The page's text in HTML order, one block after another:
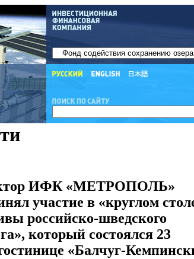
ИФК «МЕТРОПОЛЬ»
участие в «круглом
российско-шведского
который состоялся 23
«Балчуг-